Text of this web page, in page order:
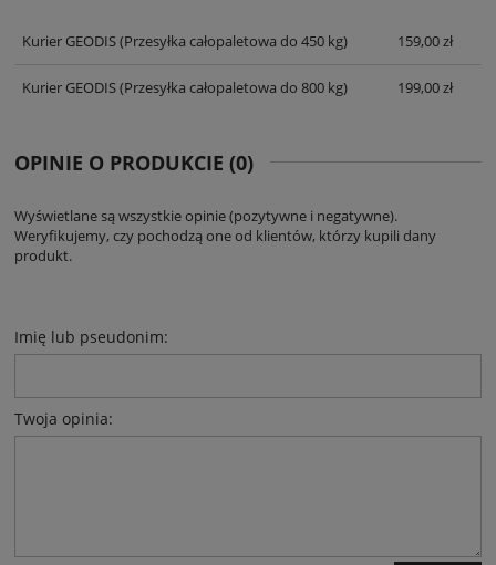
Kurier GEODIS(Przesyłka całopaletowa do 450 kg) 159,00 zł
Kurier GEODIS(Przesyłka całopaletowa do 800 kg) 199,00 zł
OPINIE O PRODUKCIE (0)
Wyświetlane są wszystkie opinie (pozytywne i negatywne).
Weryfikujemy, czy pochodzą one od klientów, którzy kupili dany
produkt.
Imię lub pseudonim:
Twoja opinia: